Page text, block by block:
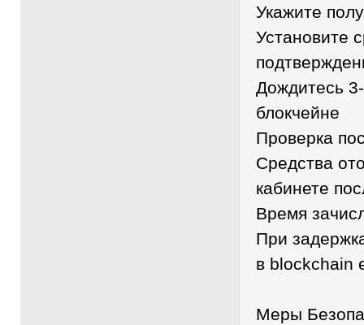
Укажите
Установите
Дождитесь
блокчейне
Проверка
Средства
кабинете
Время
При
в blockchain
Меры